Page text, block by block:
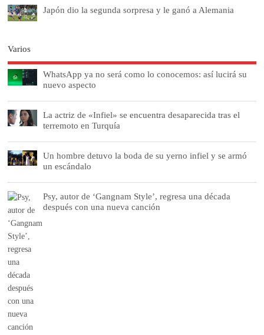
Japón dio la segunda sorpresa y le ganó a Alemania
Varios
WhatsApp ya no será como lo conocemos: así lucirá su
nuevo aspecto
La actriz de «Infiel» se encuentra desaparecida tras el
terremoto en Turquía
Un hombre detuvo la boda de su yerno infiel y se armó
un escándalo
Psy, autor de ‘Gangnam Style’, regresa una década
después con una nueva canción